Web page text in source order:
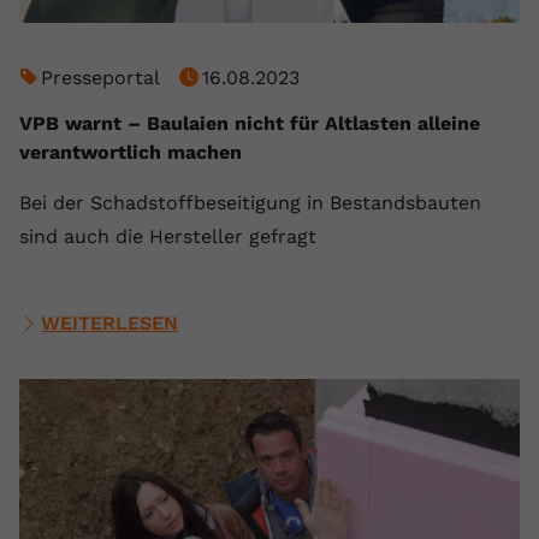
Presseportal
16.08.2023
VPB warnt – Baulaien nicht für Altlasten alleine
verantwortlich machen
Bei der Schadstoffbeseitigung in Bestandsbauten
sind auch die Hersteller gefragt
WEITERLESEN